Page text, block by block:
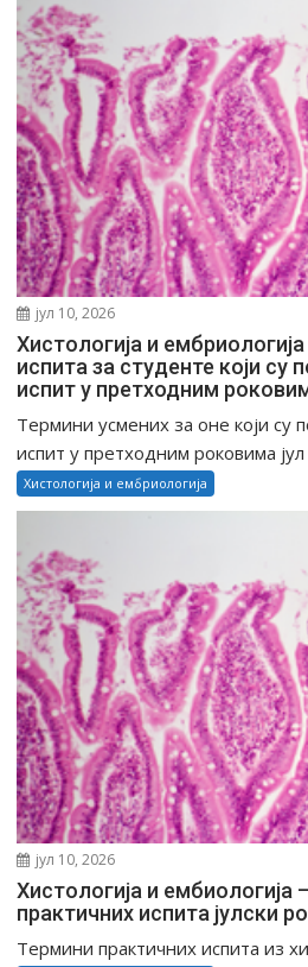
л
а
н
к
а
јул 10, 2026
Хистологија и
испита за студенте који су
испит у претходним
Tермини усмених за оне који су
испит у претходним роковима
Хистологија и ембриологија
јул 10, 2026
Хистологија и ембиологија
практичних испита јулски
Tермини практичних испита из